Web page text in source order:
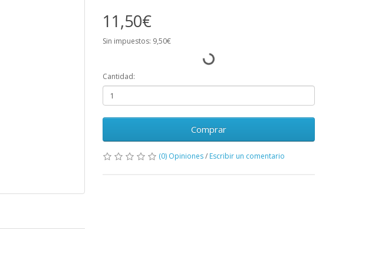
11,50€
Sin impuestos: 9,50€
Cantidad:
Comprar
(0) Opiniones/ Escribir un comentario